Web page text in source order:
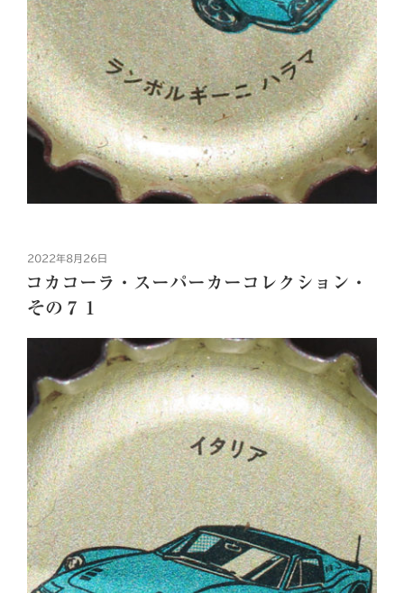
投
日:
2022年8月26日
コカコーラ・スーパーカーコレクション・
その７１